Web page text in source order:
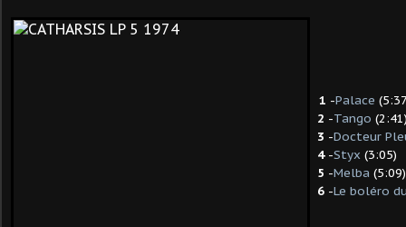
1 -Palace
2 -Tango
3 -Docteur
4-Styx (3:05)
5 -Melba (5:09)
6 -Le boléro